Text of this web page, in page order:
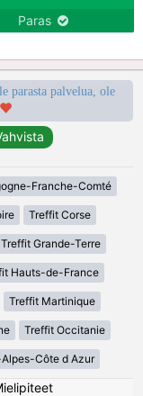
Paras
parasta palvelua, ole
Franche-Comté
Treffit Corse
Treffit Grande-Terre
Hauts-de-France
Treffit Martinique
Treffit Occitanie
Côte d Azur